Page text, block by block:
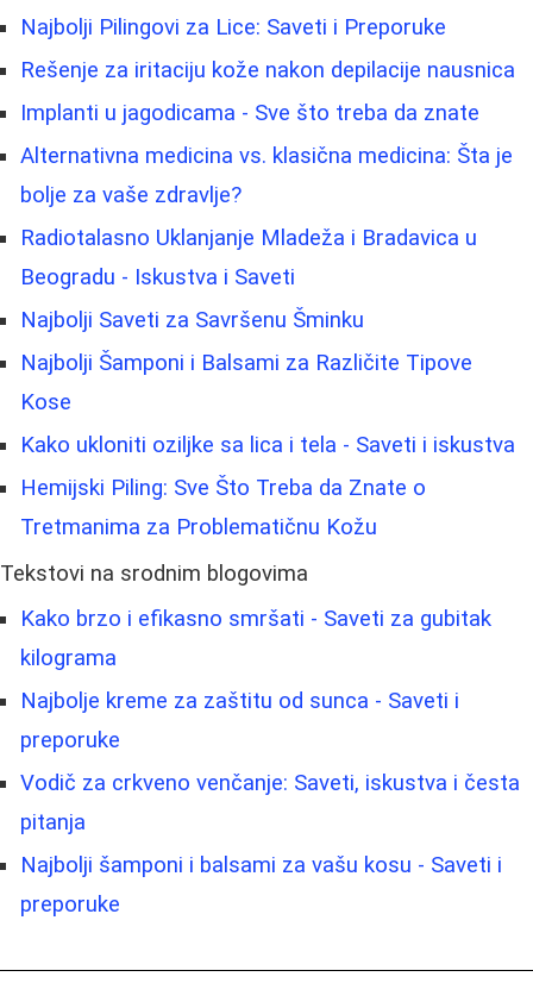
Najbolji Pilingovi za Lice: Saveti i Preporuke
Rešenje za iritaciju kože nakon depilacije nausnica
Implanti u jagodicama - Sve što treba da znate
Alternativna medicina vs. klasična medicina: Šta je
bolje za vaše zdravlje?
Radiotalasno Uklanjanje Mladeža i Bradavica u
Beogradu - Iskustva i Saveti
Najbolji Saveti za Savršenu Šminku
Najbolji Šamponi i Balsami za Različite Tipove
Kose
Kako ukloniti oziljke sa lica i tela - Saveti i iskustva
Hemijski Piling: Sve Što Treba da Znate o
Tretmanima za Problematičnu Kožu
Tekstovi na srodnim blogovima
Kako brzo i efikasno smršati - Saveti za gubitak
kilograma
Najbolje kreme za zaštitu od sunca - Saveti i
preporuke
Vodič za crkveno venčanje: Saveti, iskustva i česta
pitanja
Najbolji šamponi i balsami za vašu kosu - Saveti i
preporuke